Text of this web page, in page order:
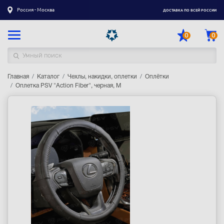
Россия - Москва ДОСТАВКА ПО ВСЕЙ РОССИИ
0 0
Каталог товаров
Доставка
Контакты
Оптовым и корпоративным клиентам
Главная Каталог Чехлы, накидки, оплетки
Оплётки
Оплетка PSV "Action Fiber", черная, M